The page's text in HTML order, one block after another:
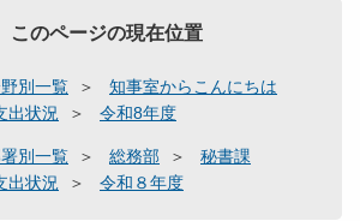
このページの現在位置
別一覧
知事室からこんにちは
出状況
令和8年度
別一覧 総務部
秘書課
出状況
令和８年度